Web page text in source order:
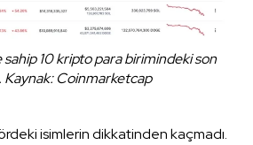
10 kripto para birimindeki son
Kaynak: Coinmarketcap
isimlerin dikkatinden kaçmadı.